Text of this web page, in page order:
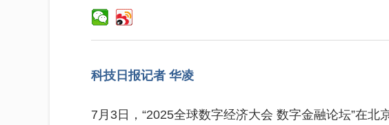
科技日报记者 华凌
7月3日，“2025全球数字经济大会 数字金融论坛”在北